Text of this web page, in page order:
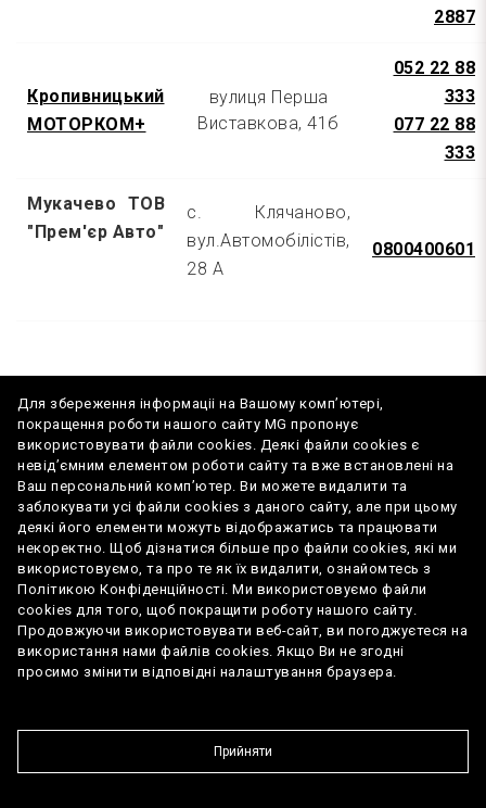
Для збереження інформаціі на Вашому комп’ютері,
покращення роботи нашого сайту MG пропонує
використовувати файли cookies. Деякі файли cookies є
невід’ємним елементом роботи сайту та вже встановлені на
Ваш персональний комп’ютер. Ви можете видалити та
заблокувати усі файли cookies з даного сайту, але при цьому
деякі його елементи можуть відображатись та працювати
некоректно. Щоб дізнатися більше про файли cookies, які ми
використовуємо, та про те як їх видалити, ознайомтесь з
Політикою Конфіденційності. Ми використовуємо файли
cookies для того, щоб покращити роботу нашого сайту.
Продовжуючи використовувати веб-сайт, ви погоджуєтеся на
використання нами файлів cookies. Якщо Ви не згодні
просимо змінити відповідні налаштування браузера.
Прийняти
2887
Кропивницький
МОТОРКОМ+
вулиця Перша
Виставкова, 41б
052 22 88
333
077 22 88
333
Мукачево ТОВ
"Прем'єр Авто"
с. Клячаново,
вул.Автомобілістів,
28 А
0800400601
Імпортер:ТОВ "Віннер Імпортс Україна, ЛТД"
вул. Дачна 5А, с.Капітанівка, Бучанський р-н
MG Assistance/Гаряча лінія0800508898
Довідник офіційних витрат палива та
викидів СО2